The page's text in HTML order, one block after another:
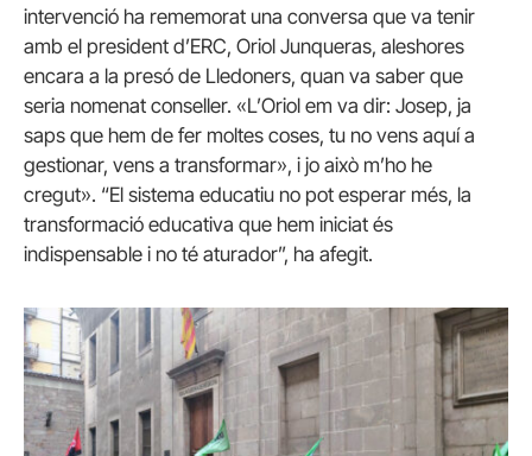
intervenció ha rememorat una conversa que va tenir
amb el president d’ERC, Oriol Junqueras, aleshores
encara a la presó de Lledoners, quan va saber que
seria nomenat conseller. «L’Oriol em va dir: Josep, ja
saps que hem de fer moltes coses, tu no vens aquí a
gestionar, vens a transformar», i jo això m’ho he
cregut». “El sistema educatiu no pot esperar més, la
transformació educativa que hem iniciat és
indispensable i no té aturador”, ha afegit.